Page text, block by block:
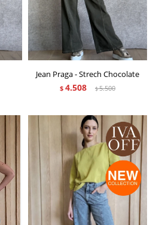
Jean Praga - Strech Chocolate
$ 4.508 $5.500